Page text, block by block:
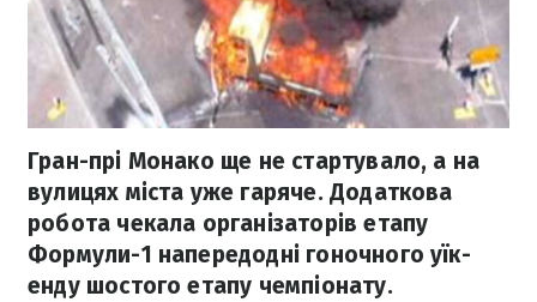
Гран-прі Монако ще не стартувало, а на
вулицях міста уже гаряче. Додаткова
робота чекала організаторів етапу
Формули-1 напередодні гоночного уїк-
енду шостого етапу чемпіонату.